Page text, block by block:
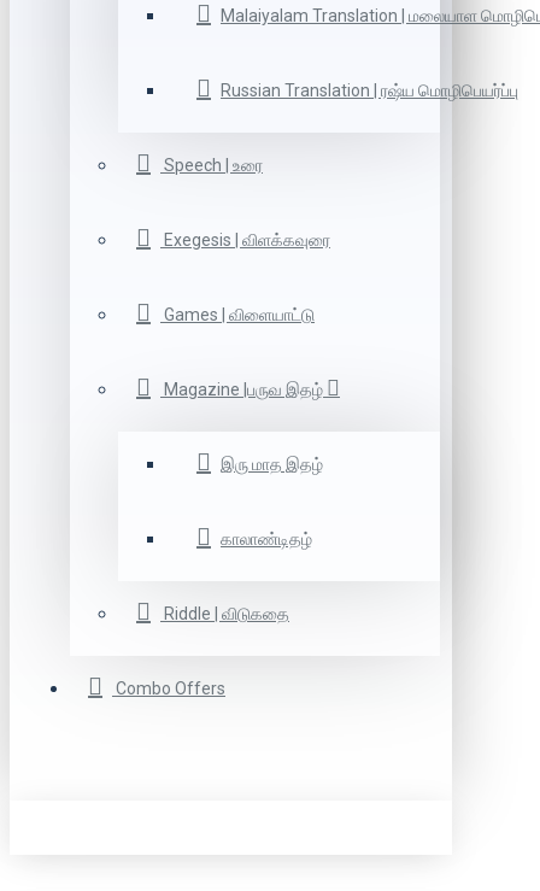
Malaiyalam Translation | மலையாள
Russian Translation | ரஷ்ய மொழிபெயர்ப்பு
Speech | உரை
Exegesis | விளக்கவுரை
Games | விளையாட்டு
Magazine |பருவ இதழ்
இரு மாத இதழ்
காலாண்டிதழ்
Riddle | விடுகதை
Combo Offers